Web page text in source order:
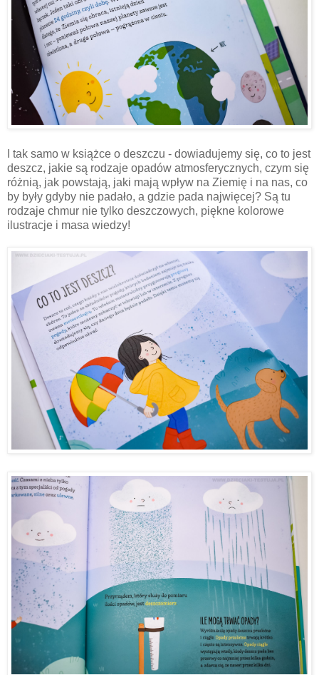
I tak samo w książce o deszczu - dowiadujemy się, co to jest
deszcz, jakie są rodzaje opadów atmosferycznych, czym się
różnią, jak powstają, jaki mają wpływ na Ziemię i na nas, co
by były gdyby nie padało, a gdzie pada najwięcej? Są tu
rodzaje chmur nie tylko deszczowych, piękne kolorowe
ilustracje i masa wiedzy!